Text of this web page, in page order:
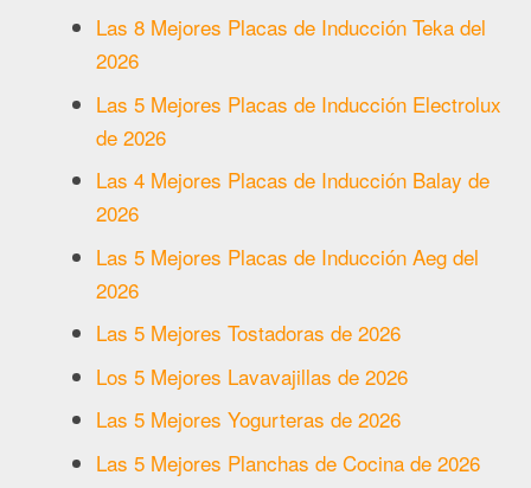
Las 8 Mejores Placas de Inducción Teka del
2026
Las 5 Mejores Placas de Inducción Electrolux
de 2026
Las 4 Mejores Placas de Inducción Balay de
2026
Las 5 Mejores Placas de Inducción Aeg del
2026
Las 5 Mejores Tostadoras de 2026
Los 5 Mejores Lavavajillas de 2026
Las 5 Mejores Yogurteras de 2026
Las 5 Mejores Planchas de Cocina de 2026